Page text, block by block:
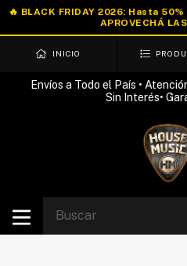
INICIO
Envíos a Todo el País •
Sin Interés•